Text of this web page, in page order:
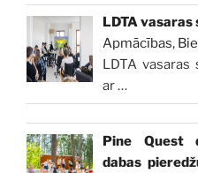
LDTA
Apmācības,
LDTA
ar…
Pine Quest
dabas